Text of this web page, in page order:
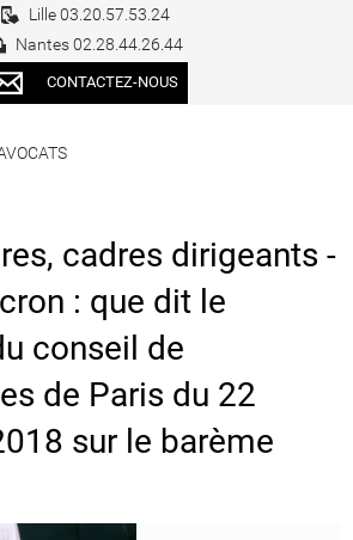
Lille 03.20.57.53.24
Nantes 02.28.44.26.44
CONTACTEZ-NOUS
cadres dirigeants -
: que dit le
conseil de
de Paris du 22
sur le barème